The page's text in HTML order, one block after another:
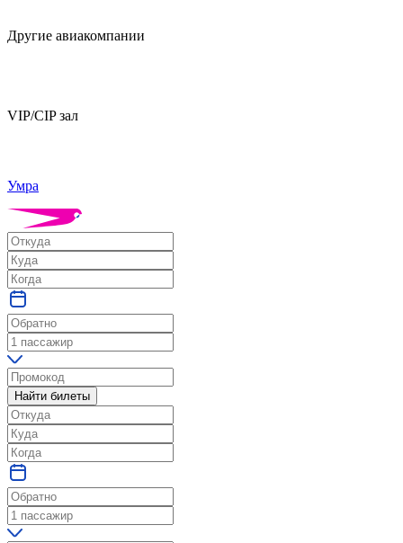
Другие авиакомпании
VIP/CIP зал
Умра
Найти билеты